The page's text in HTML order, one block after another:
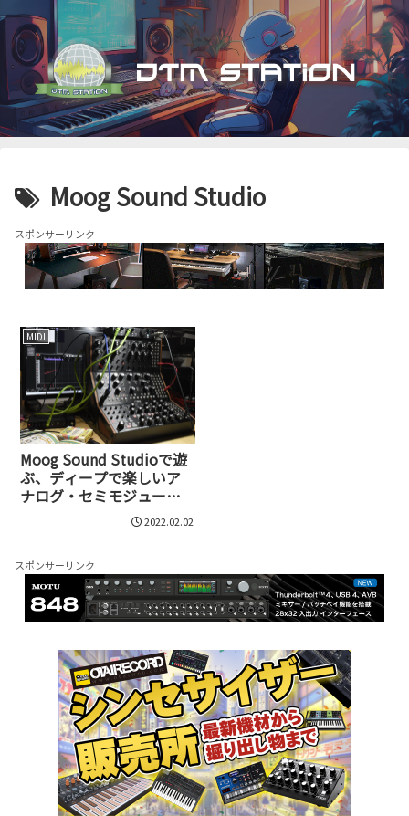
Moog Sound Studio
スポンサーリンク
MIDI
Moog Sound Studioで遊
ぶ、ディープで楽しいア
ナログ・セミモジューラ
ー・シンセの世界 2022.02.02
スポンサーリンク